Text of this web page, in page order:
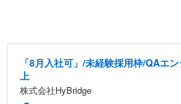
「8月入社可」/未経験採用枠/QAエ
上
株式会社HyBridge